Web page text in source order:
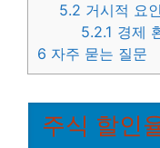
5.2 거시적 요
5.2.1 경제
6 자주 묻는 질문
주식 할인